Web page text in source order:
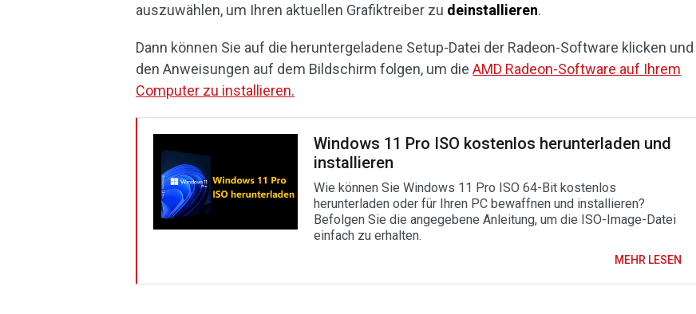
auszuwählen, um Ihren aktuellen Grafiktreiber zu deinstallieren.
Dann können Sie auf die heruntergeladene Setup-Datei der Radeon-Software klicken und
den Anweisungen auf dem Bildschirm folgen, um dieAMD Radeon-Software auf Ihrem
Computer zu installieren.
Windows 11 Pro ISO kostenlos herunterladen und
installieren
Wie können Sie Windows 11 Pro ISO 64-Bit kostenlos
herunterladen oder für Ihren PC bewaffnen und installieren?
Befolgen Sie die angegebene Anleitung, um die ISO-Image-Datei
einfach zu erhalten.
MEHR LESEN